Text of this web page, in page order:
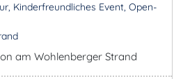
Kinderfreundliches Event, Open-
am Wohlenberger Strand